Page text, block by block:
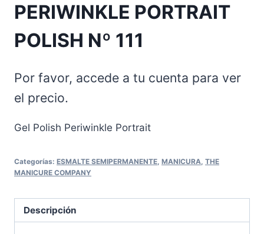
PERIWINKLE PORTRAIT
POLISH Nº 111
Por favor, accede a tu cuenta para ver
el precio.
Gel Polish Periwinkle Portrait
Categorías: ESMALTE SEMIPERMANENTE MANICURA THE
MANICURE COMPANY
Descripción